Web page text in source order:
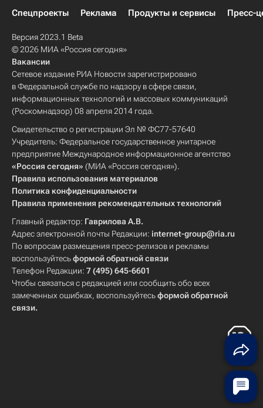
Спецпроекты
Реклама Продукты и сервисы Пресс-
Версия 2023.1 Beta
© 2026 МИА «Россия сегодня»
Вакансии
Сетевое издание РИА Новости зарегистрировано
в Федеральной службе по надзору в сфере связи,
информационных технологий и массовых коммуникаций
(Роскомнадзор) 08 апреля 2014 года.
Свидетельство о регистрации Эл № ФС77-57640
Учредитель: Федеральное государственное унитарное
предприятие Международное информационное агентство
«Россия сегодня» (МИА «Россия сегодня»).
Правила использования материалов
Политика конфиденциальности
Правила применения рекомендательных технологий
Главный редактор: Гаврилова А.В.
Адрес электронной почты Редакции: internet-group@ria.ru
По вопросам размещения пресс-релизов и рекламы
воспользуйтесьформой обратной связи
Телефон Редакции: 7 (495) 645-6601
Чтобы связаться с редакцией или сообщить обо всех
замеченных ошибках, воспользуйтесьформой обратной
связи.